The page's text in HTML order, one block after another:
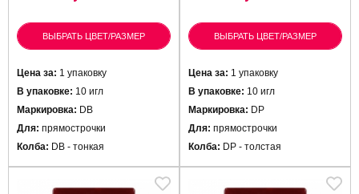
ВЫБРАТЬ ЦВЕТ/РАЗМЕР
Цена за: 1 упаковку
В упаковке: 10 игл
Маркировка: DB
Для: прямострочки
Колба: DB - тонкая
ВЫБРАТЬ ЦВЕТ/РАЗМЕР
Цена за: 1 упаковку
В упаковке: 10 игл
Маркировка: DP
Для: прямострочки
Колба: DP - толстая